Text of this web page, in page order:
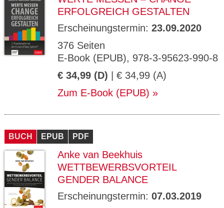
ERFOLGREICH GESTALTEN
Erscheinungstermin: 23.09.2020
376 Seiten
E-Book (EPUB), 978-3-95623-990-8
€ 34,99 (D) | € 34,99 (A)
Zum E-Book (EPUB)
BUCH EPUB PDF
Anke van Beekhuis
WETTBEWERBSVORTEIL
GENDER BALANCE
Erscheinungstermin: 07.03.2019